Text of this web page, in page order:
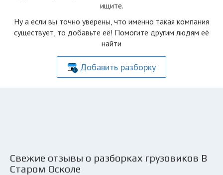
ищите.
Ну а если вы точно уверены, что именно такая компания
существует, то добавьте её! Помогите другим людям её
найти
Добавить разборку
Свежие отзывы о разборках грузовиков В
Старом Осколе